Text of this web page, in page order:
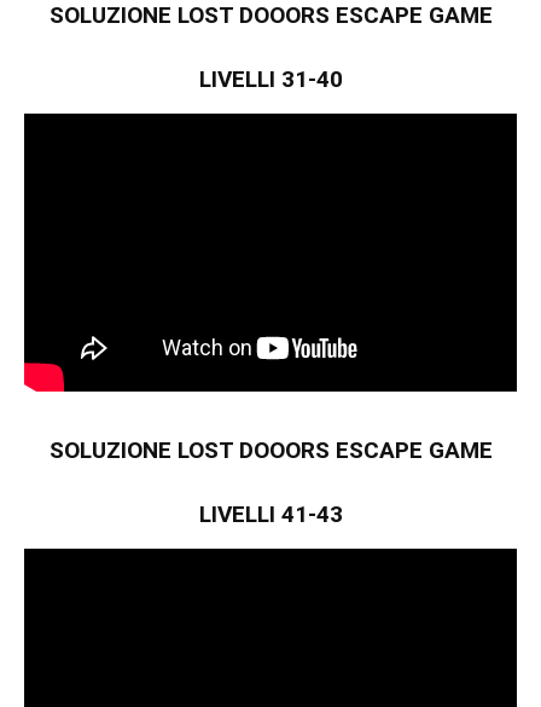
SOLUZIONE LOST DOOORS ESCAPE GAME
LIVELLI 31-40
SOLUZIONE LOST DOOORS ESCAPE GAME
LIVELLI 41-43